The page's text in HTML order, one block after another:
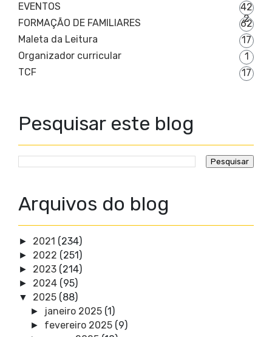
EVENTOS
42
2
FORMAÇÃO DE FAMILIARES
62
Maleta da Leitura
17
Organizador curricular
1
TCF
17
Pesquisar este blog
Arquivos do blog
► 2021 (234)
► 2022 (251)
► 2023 (214)
► 2024 (95)
▼ 2025 (88)
► janeiro 2025 (1)
► fevereiro 2025 (9)